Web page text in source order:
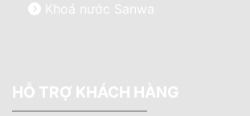
Khoá nước Sanwa
HỖ TRỢ KHÁCH HÀNG